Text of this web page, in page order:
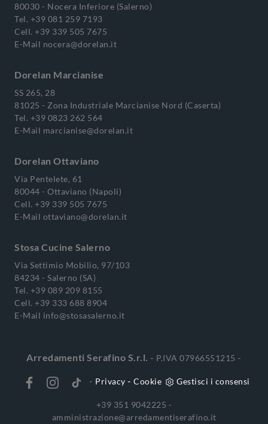
80030 - Nocera Inferiore (Salerno)
Tel. +39 081 259 7193
Cell. +39 339 505 7675
E-Mail nocera@dorelan.it
Dorelan Marcianise
SS 265, 28
81025 - Zona Industriale Marcianise Nord (Caserta)
Tel. +39 0823 262 564
E-Mail marcianise@dorelan.it
Dorelan Ottaviano
Via Pentelete, 61
80044 - Ottaviano (Napoli)
Cell. +39 339 505 7675
E-Mail ottaviano@dorelan.it
Stosa Cucine Salerno
Via Settimio Mobilio, 97/103
84234 - Salerno (SA)
Tel. +39 089 209 8155
Cell. +39 333 688 8904
E-Mail info@stosasalerno.it
Arredamenti Serafino S.r.l. - P.IVA 07966551215 -
- Privacy - Cookie Gestisci i consensi
+39 351 9042225 -
amministrazione@arredamentiserafino.it